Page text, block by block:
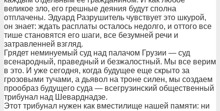
великое зло, его грешные деяния будут сполна
отплачены. Эдуард Разрушитель чувствует это шкурой,
он знает: ждать расплаты осталось недолго, и оттого все
тише становятся его шаги, все безумней речи и
затравленней взгляд.
Грядет неминуемый суд над палачом Грузии — суд
всенародный, праведный и безжалостный. Мы все верим
в это. И уже сегодня, когда будущее еще скрыто за
грозовыми тучами, а дьявол на троне силен, мы создаем
прообраз будущего суда — всегрузинский общественный
трибунал над Шеварднадзе.
Этот трибунал нужен как вместилище нашей памяти: ни